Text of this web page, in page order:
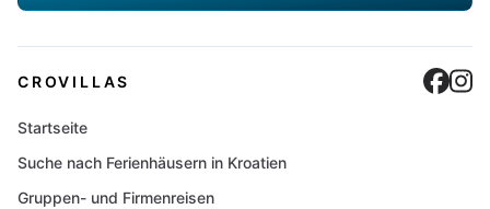
CROVILLAS
Startseite
Suche nach Ferienhäusern in Kroatien
Gruppen- und Firmenreisen